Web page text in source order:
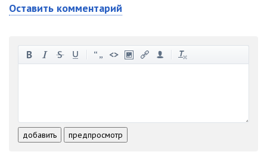
Оставить комментарий
-
-
-
добавить предпросмотр